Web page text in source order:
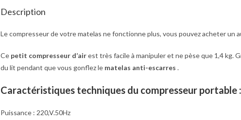
Description
Le compresseur de votre matelas ne fonctionne plus, vous pouvez acheter un
Ce petit compresseur d’airest très facile à manipuler et ne pèse que 1,4 kg.
du lit pendant que vous gonflez le matelas anti-escarres .
Caractéristiques techniques du compresseur portable :
Puissance : 220,V.50Hz